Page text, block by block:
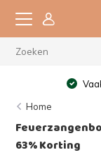
Home
63% Korting